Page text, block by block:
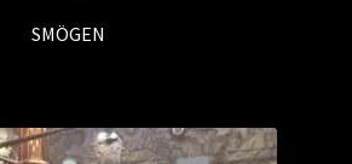
SMÖGEN